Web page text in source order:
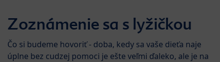
Zoznámenie sa s lyžičkou
Čo si budeme hovoriť - doba, kedy sa vaše dieťa naje
úplne bez cudzej pomoci je ešte veľmi ďaleko, ale je na